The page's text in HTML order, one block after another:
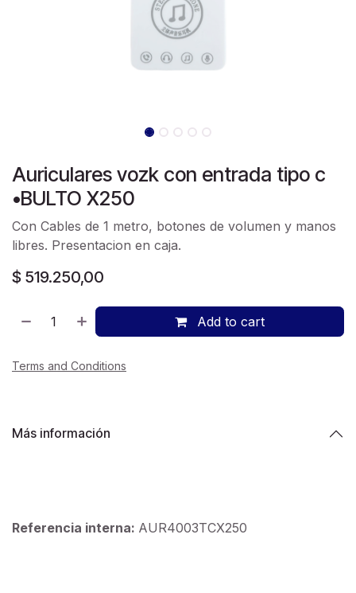
Auriculares vozk con entrada tipo c
•BULTO X250
Con Cables de 1 metro, botones de volumen y manos
libres. Presentacion en caja.
$ 519.250,00
Add to cart
Terms and Conditions
Más información
Referencia interna: AUR4003TCX250